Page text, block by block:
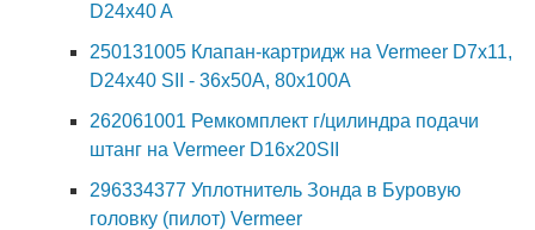
D24x40 A
250131005 Клапан-картридж на Vermeer D7х11,
D24x40 SII - 36x50A, 80x100A
262061001 Ремкомплект г/цилиндра подачи
штанг на Vermeer D16x20SII
296334377 Уплотнитель Зонда в Буровую
головку (пилот) Vermeer